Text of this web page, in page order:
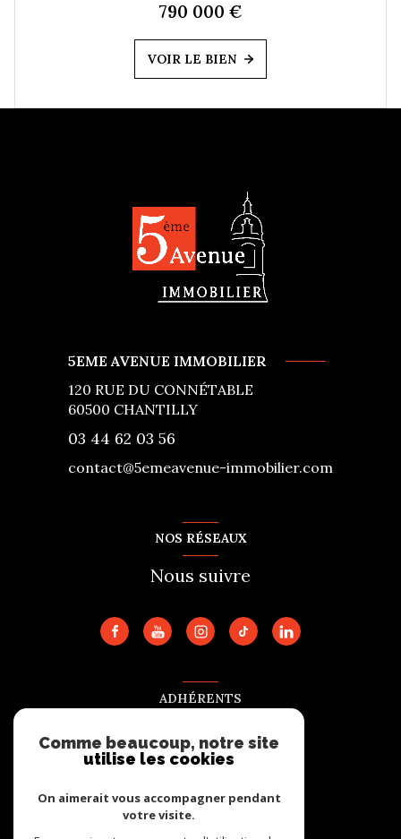
790 000 €
VOIR LE BIEN
5EME AVENUE IMMOBILIER
120 RUE DU CONNÉTABLE
60500 CHANTILLY
03 44 62 03 56
contact@5emeavenue-immobilier.com
NOS RÉSEAUX
Nous suivre
ADHÉRENTS
Nous adhérons
Comme beaucoup, notre site
utilise les cookies
On aimerait vous accompagner pendant
votre visite.